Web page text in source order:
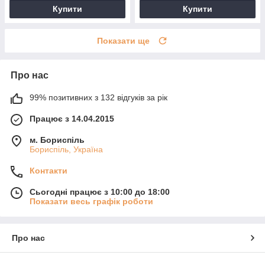
Купити Купити
Показати ще
Про нас
99% позитивних з 132 відгуків за рік
Працює з 14.04.2015
м. Бориспіль
Бориспіль, Україна
Контакти
Сьогодні працює з 10:00 до 18:00
Показати весь графік роботи
Про нас